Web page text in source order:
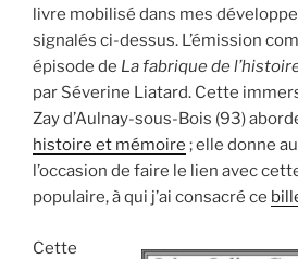
livre mobilisé dans mes
signalés ci-dessus. L’émission
épisode de La fabrique de
par Séverine Liatard. Cette
Zay d’Aulnay-sous-Bois (93)
histoire et mémoire ; elle donne
l’occasion de faire le lien avec
populaire, à qui j’ai consacré ce
Cette